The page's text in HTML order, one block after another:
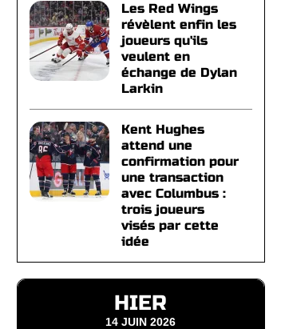
Les Red Wings
révèlent enfin les
joueurs qu'ils
veulent en
échange de Dylan
Larkin
Kent Hughes
attend une
confirmation pour
une transaction
avec Columbus :
trois joueurs
visés par cette
idée
HIER
14 JUIN 2026